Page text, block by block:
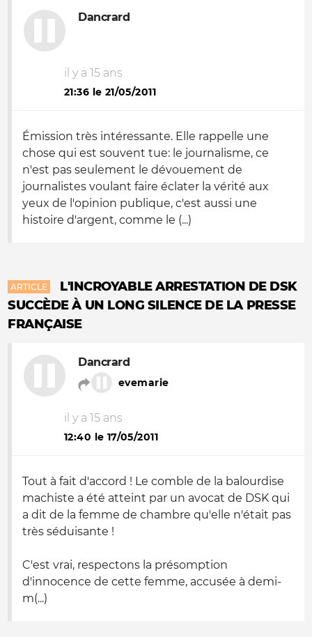
Dancrard
il y a 15 ans
21:36 le 21/05/2011
Émission très intéressante. Elle rappelle une
chose qui est souvent tue: le journalisme, ce
n'est pas seulement le dévouement de
journalistes voulant faire éclater la vérité aux
yeux de l'opinion publique, c'est aussi une
histoire d'argent, comme le (...)
ARTICLE
L'INCROYABLE ARRESTATION DE DSK
SUCCÈDE À UN LONG SILENCE DE LA PRESSE
FRANÇAISE
Dancrard
evemarie
il y a 15 ans
12:40 le 17/05/2011
Tout à fait d'accord ! Le comble de la balourdise
machiste a été atteint par un avocat de DSK qui
a dit de la femme de chambre qu'elle n'était pas
très séduisante !
C'est vrai, respectons la présomption
d'innocence de cette femme, accusée à demi-
m(...)